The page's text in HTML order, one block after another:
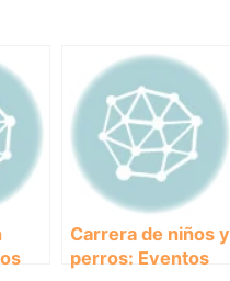
Carrera de niños y
perros: Eventos